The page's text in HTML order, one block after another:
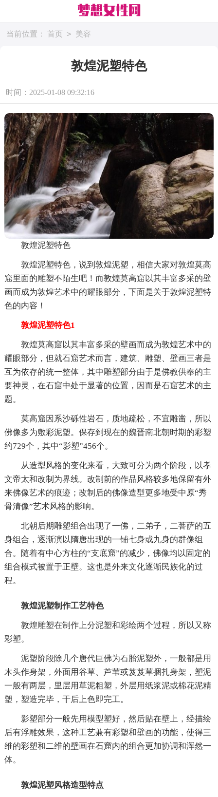
当前位置： 首页 > 美容
敦煌泥塑特色
时间：2025-01-08 09:32:16
敦煌泥塑特色
敦煌泥塑特色，说到敦煌泥塑，相信大家对敦煌莫高
窟里面的雕塑不陌生吧！而敦煌莫高窟以其丰富多采的壁
画而成为敦煌艺术中的耀眼部分，下面是关于敦煌泥塑特
色的内容！
敦煌泥塑特色1
敦煌莫高窟以其丰富多采的壁画而成为敦煌艺术中的
耀眼部分，但就石窟艺术而言，建筑、雕塑、壁画三者是
互为依存的统一整体，其中雕塑部分由于是佛教供奉的主
要神灵，在石窟中处于显著的位置，因而是石窟艺术的主
题。
莫高窟因系沙砾性岩石，质地疏松，不宜雕凿，所以
佛像多为敷彩泥塑。保存到现在的魏晋南北朝时期的彩塑
约729个，其中“影塑”456个。
从造型风格的变化来看，大致可分为两个阶段，以孝
文帝太和改制为界线。改制前的作品风格较多地保留有外
来佛像艺术的痕迹；改制后的佛像造型更多地受中原“秀
骨清像”艺术风格的影响。
北朝后期雕塑组合出现了一佛，二弟子，二菩萨的五
身组合，逐渐演以隋唐出现的一铺七身或九身的群像组
合。随着有中心方柱的“支底窟”的减少，佛像均以固定的
组合模式被置于正壁。这也是外来文化逐渐民族化的过
程。
敦煌泥塑制作工艺特色
敦煌雕塑在制作上分泥塑和彩绘两个过程，所以又称
彩塑。
泥塑阶段除几个唐代巨佛为石胎泥塑外，一般都是用
木头作身架，外面用谷草、芦苇或芨芨草捆扎身架，塑泥
一般有两层，里层用草泥粗塑，外层用纸浆泥或棉花泥精
塑，塑造完毕，干后上色即完工。
影塑部分一般先用模型塑好，然后贴在壁上，经描绘
后有浮雕效果，这种工艺兼有彩塑和壁画的功能，使得三
维的彩塑和二维的壁画在石窟内的组合更加协调和浑然一
体。
敦煌泥塑风格造型特点